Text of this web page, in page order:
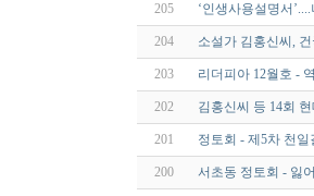
205 ‘인생사용설명서
204 소설가 김홍신씨,
203 리더피아 12월호 -
202 김홍신씨 등 14회
201 정토회 - 제5차 천일
200 서초동 정토회 - 잃